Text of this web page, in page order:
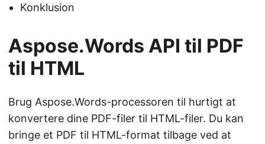
Konklusion
Aspose.Words API til PDF
til HTML
Brug Aspose.Words-processoren til hurtigt at
konvertere dine PDF-filer til HTML-filer. Du kan
bringe et PDF til HTML-format tilbage ved at